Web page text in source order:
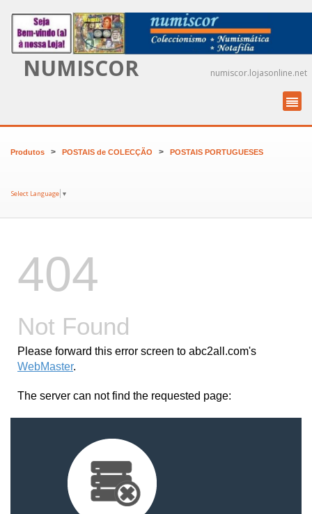
NUMISCOR numiscor.lojasonline.net
Produtos > POSTAIS de COLECÇÃO > POSTAIS PORTUGUESES
Select Language ▼